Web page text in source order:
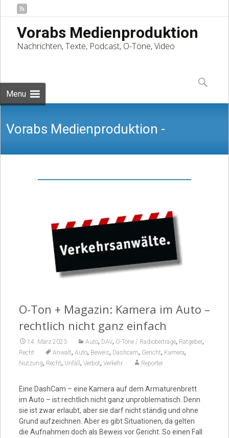
Vorabs Medienproduktion
Nachrichten, Texte, Podcast, O-Töne, Video
Menu
to
content
Suchen
nach:
Vorabs Medienproduktion -
Nachrichten, Texte, Podcast, O-Töne,
O-Ton + Magazin: Kamera im Auto –
rechtlich nicht ganz einfach
14. März 2023 Auto, DAV, O-Töne / Radiobeiträge, Ratgeber,
Recht Anwalt, Auto, Beweis, Dashcam, Gericht, Kamera,
Nutzung, Recht, Unfall , Verbot, Verkehr Reporter
Eine DashCam – eine Kamera auf dem Armaturenbrett
im Auto – ist rechtlich nicht ganz unproblematisch. Denn
sie ist zwar erlaubt, aber sie darf nicht ständig und ohne
Grund aufzeichnen. Aber es gibt Situationen, da gelten
die Aufnahmen doch als Beweis vor Gericht. So einen Fall